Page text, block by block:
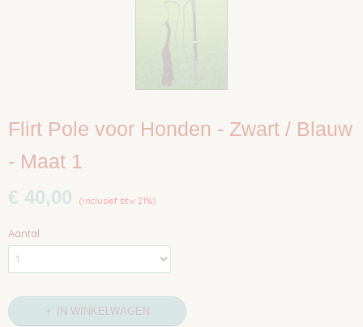
Flirt Pole voor Honden - Zwart / Blauw
- Maat 1
€ 40,00 (inclusief btw 21%)
Aantal
IN WINKELWAGEN